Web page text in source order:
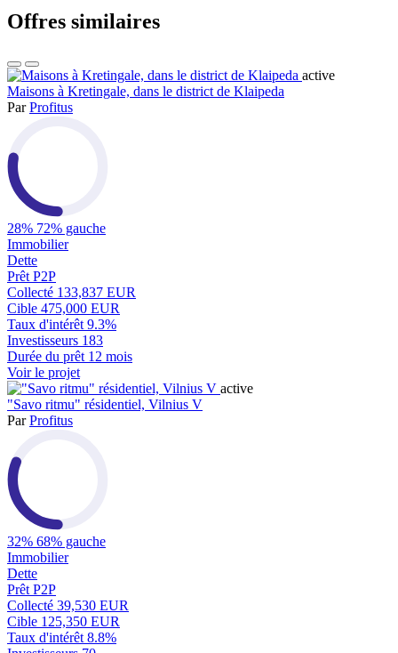
Offres similaires
active
Maisons à Kretingale, dans le district de Klaipeda
ParProfitus
28% 72% gauche
Immobilier
Dette
Prêt P2P
Collecté 133,837 EUR
Cible 475,000 EUR
Taux d'intérêt 9.3%
Investisseurs 183
Durée du prêt 12 mois
Voir le projet
active
"Savo ritmu" résidentiel, Vilnius V
ParProfitus
32% 68% gauche
Immobilier
Dette
Prêt P2P
Collecté 39,530 EUR
Cible 125,350 EUR
Taux d'intérêt 8.8%